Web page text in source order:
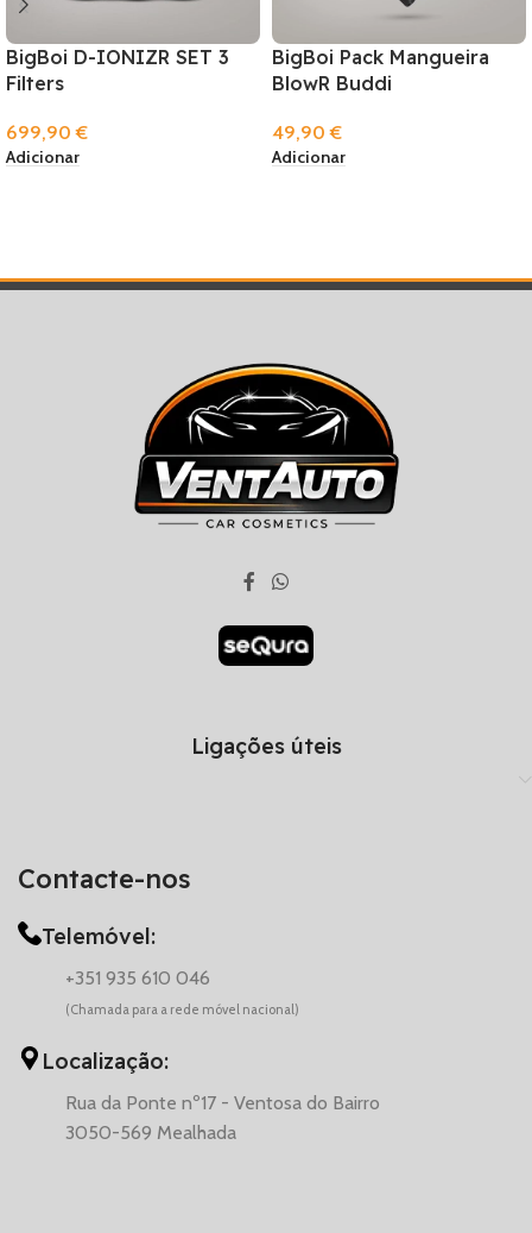
BigBoi D-IONIZR SET 3
Filters
699,90€
Adicionar
BigBoi Pack Mangueira
BlowR Buddi
49,90€
Adicionar
Contacte-nos
Telemóvel:
+351 935 610 046
(Chamada para a rede móvel nacional)
Localização:
Rua da Ponte nº17 - Ventosa do Bairro
3050-569 Mealhada
Ligações úteis